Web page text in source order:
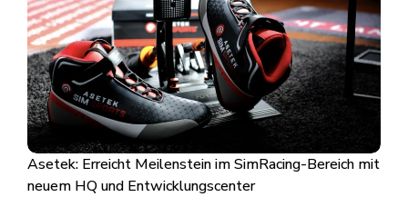
Asetek: Erreicht Meilenstein im SimRacing-Bereich mit
neuem HQ und Entwicklungscenter